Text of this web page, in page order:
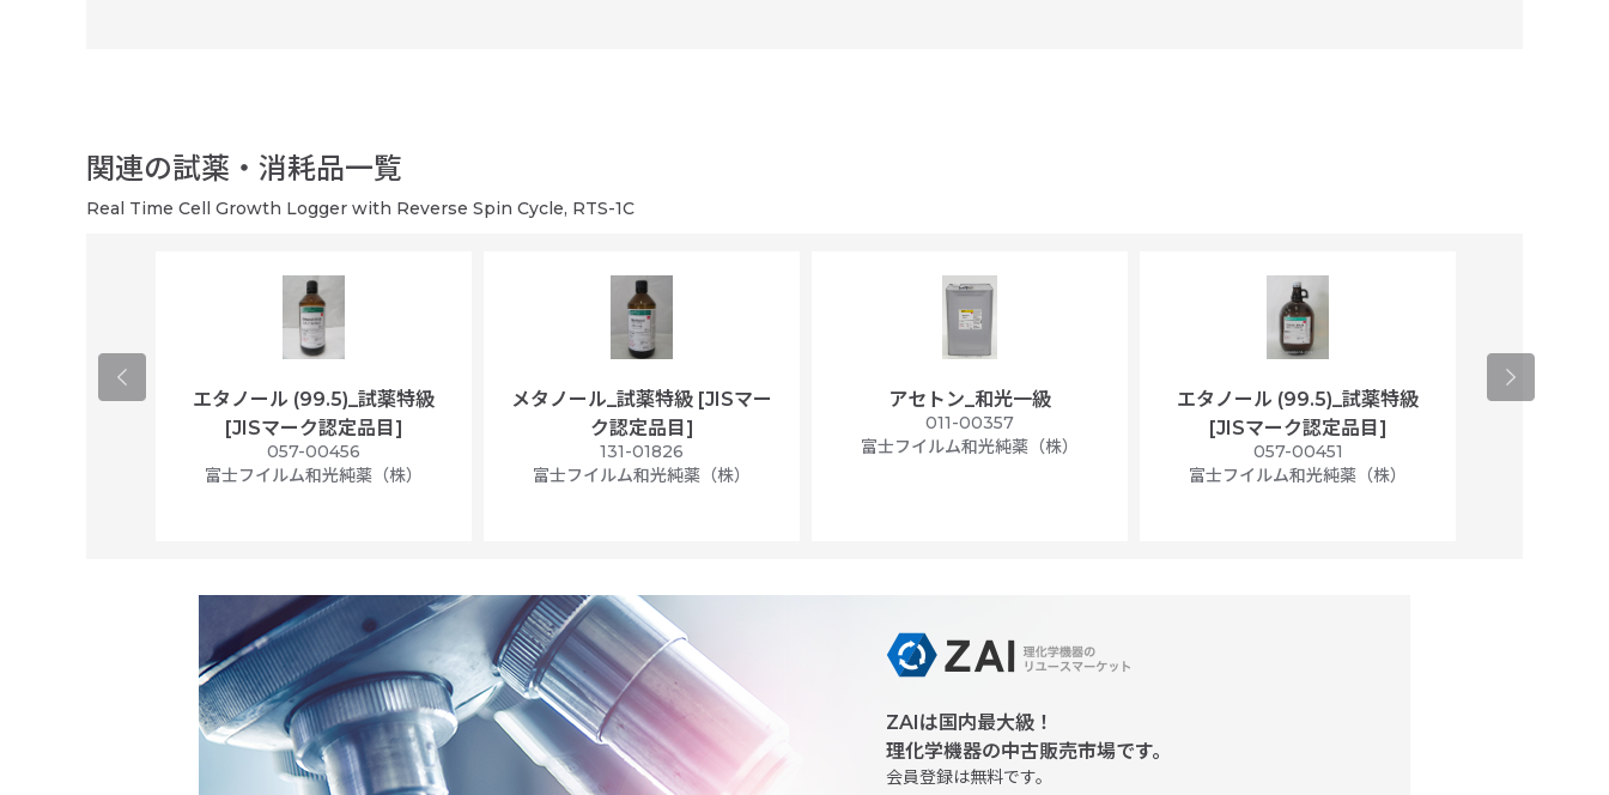
関連の試薬・消耗品一覧
Real Time Cell Growth Logger with Reverse Spin Cycle, RTS-1C
エタノール (99.5)_試薬特級
[JISマーク認定品目]
057-00456
富士フイルム和光純薬（株）
メタノール_試薬特級 [JISマー
ク認定品目]
131-01826
富士フイルム和光純薬（株）
アセトン_和光一級
011-00357
富士フイルム和光純薬（株）
エタノール (99.5)_試薬特級
[JISマーク認定品目]
057-00451
富士フイルム和光純薬（株）
アセトニト
ZAIは国内最大級！
理化学機器の中古販売市場です。
会員登録は無料です。